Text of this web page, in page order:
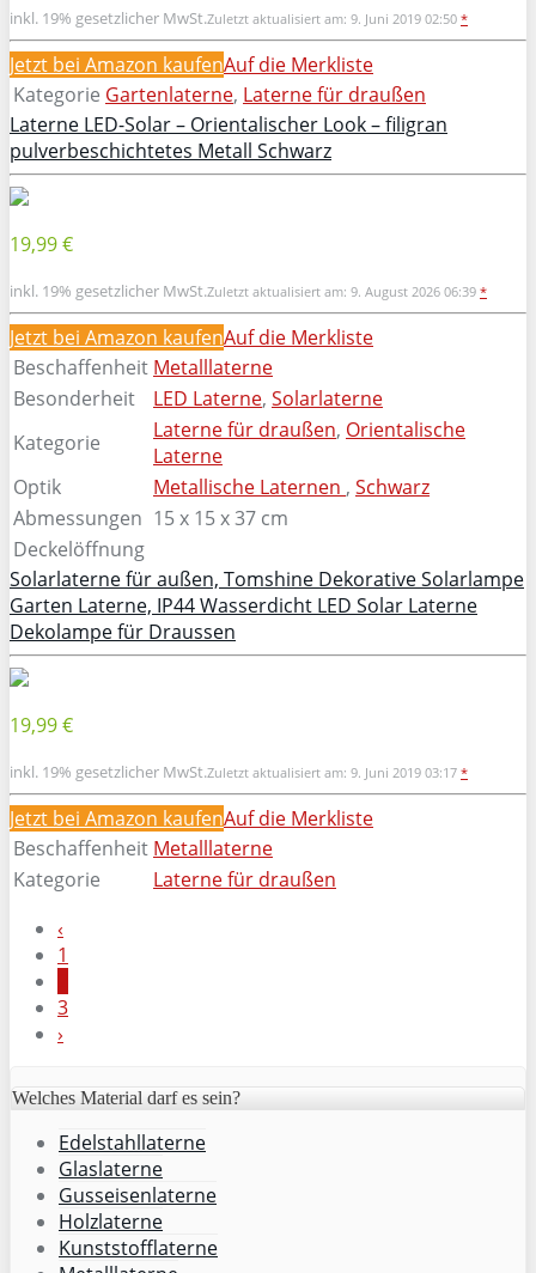
inkl. 19% gesetzlicher MwSt.Zuletzt aktualisiert am: 9. Juni 2019 02:50 *
Jetzt bei Amazon kaufenAuf die Merkliste
Kategorie Gartenlaterne, Laterne für draußen
Laterne LED-Solar – Orientalischer Look – filigran
pulverbeschichtetes Metall Schwarz
19,99 €
inkl. 19% gesetzlicher MwSt.Zuletzt aktualisiert am: 9. August 2026 06:39 *
Jetzt bei Amazon kaufenAuf die Merkliste
Beschaffenheit Metalllaterne
Besonderheit
LED Laterne, Solarlaterne
Kategorie
Laterne für draußen, Orientalische
Laterne
Optik
Metallische Laternen , Schwarz
Abmessungen 15 x 15 x 37 cm
Deckelöffnung
Solarlaterne für außen, Tomshine Dekorative Solarlampe
Garten Laterne, IP44 Wasserdicht LED Solar Laterne
Dekolampe für Draussen
19,99 €
inkl. 19% gesetzlicher MwSt.Zuletzt aktualisiert am: 9. Juni 2019 03:17 *
Jetzt bei Amazon kaufenAuf die Merkliste
Beschaffenheit Metalllaterne
Kategorie
Laterne für draußen
‹
1
3
›
Welches Material darf es sein?
Edelstahllaterne
Glaslaterne
Gusseisenlaterne
Holzlaterne
Kunststofflaterne